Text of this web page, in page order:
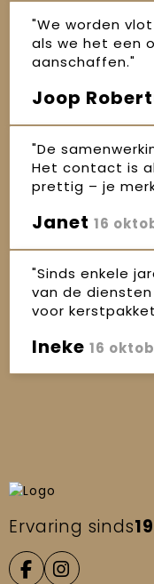
"We worden
als we het een
aanschaffen."
Joop
"De
Het contact is
prettig – je
Janet 16
"Sinds enkele
van de
voor
Ineke 16
Ervaring sinds